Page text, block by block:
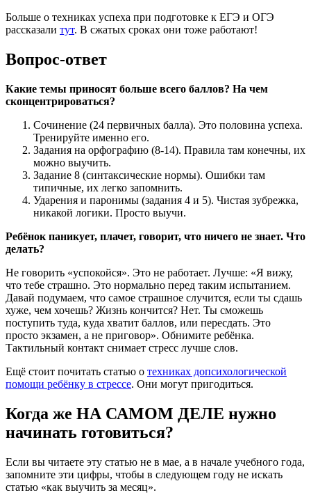
Больше о техниках успеха при подготовке к ЕГЭ и ОГЭ
рассказали тут. В сжатых сроках они тоже работают!
Вопрос-ответ
Какие темы приносят больше всего баллов? На чем
сконцентрироваться?
Сочинение (24 первичных балла). Это половина успеха.
Тренируйте именно его.
Задания на орфографию (8-14). Правила там конечны, их
можно выучить.
Задание 8 (синтаксические нормы). Ошибки там
типичные, их легко запомнить.
Ударения и паронимы (задания 4 и 5). Чистая зубрежка,
никакой логики. Просто выучи.
Ребёнок паникует, плачет, говорит, что ничего не знает. Что
делать?
Не говорить «успокойся». Это не работает. Лучше: «Я вижу,
что тебе страшно. Это нормально перед таким испытанием.
Давай подумаем, что самое страшное случится, если ты сдашь
хуже, чем хочешь? Жизнь кончится? Нет. Ты сможешь
поступить туда, куда хватит баллов, или пересдать. Это
просто экзамен, а не приговор». Обнимите ребёнка.
Тактильный контакт снимает стресс лучше слов.
Ещё стоит почитать статью о техниках допсихологической
помощи ребёнку в стрессе. Они могут пригодиться.
Когда же НА САМОМ ДЕЛЕ нужно
начинать готовиться?
Если вы читаете эту статью не в мае, а в начале учебного года,
запомните эти цифры, чтобы в следующем году не искать
статью «как выучить за месяц».